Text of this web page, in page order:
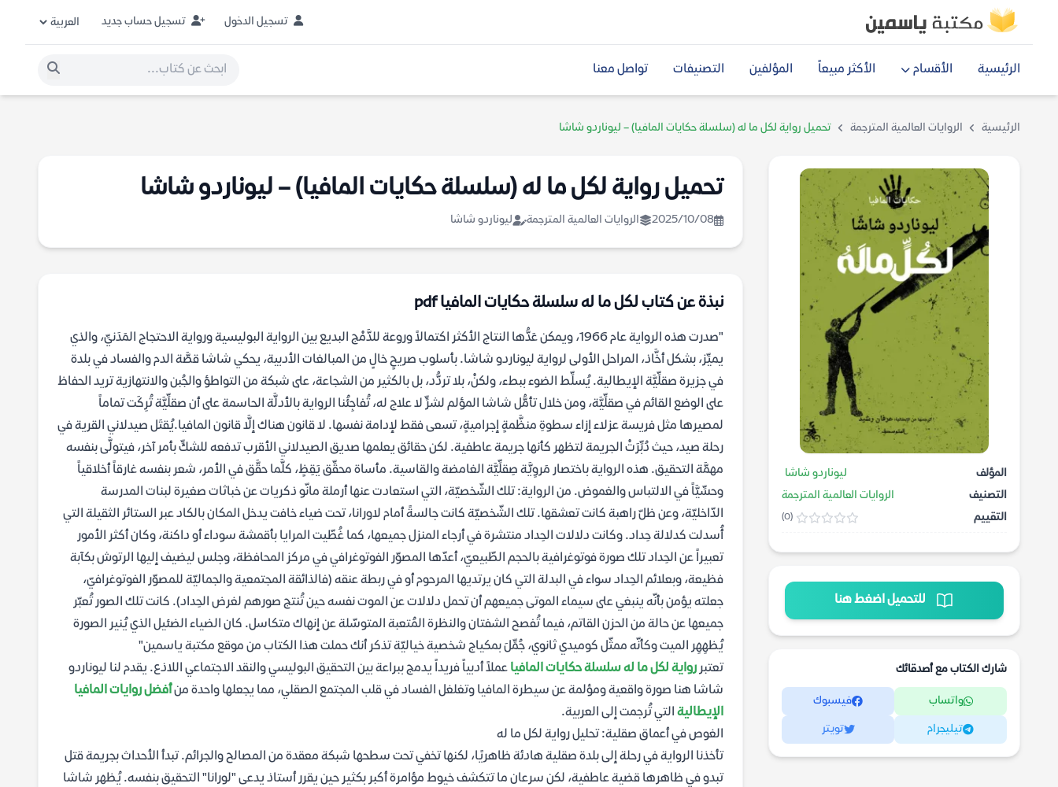
تسجيل الدخول تسجيل حساب جديد
الرئيسية الأقسام الأكثر مبيعاً المؤلفين التصنيفات تواصل معنا
الرئيسية الروايات العالمية المترجمة تحميل رواية لكل ما له (سلسلة حكايات المافيا) – ليوناردو شاشا
المؤلف
ليوناردو شاشا
التصنيف
الروايات العالمية المترجمة
التقييم
(0)
للتحميل اضغط هنا
شارك الكتاب مع أصدقائك
واتساب فيسبوك
تيليجرام تويتر
تحميل رواية لكل ما له (سلسلة حكايات المافيا) – ليوناردو شاشا
2025/10/08 الروايات العالمية المترجمة ليوناردو شاشا
نبذة عن كتاب لكل ما له سلسلة حكايات المافيا pdf
"صدرت هذه الرواية عام 1966، ويمكن عَدُّها النتاج الأكثر اكتمالاً وروعة للدَّمْج البديع بين الرواية البوليسية ورواية الاحتجاج المَدَنيِّ، والذي
يميِّز، بشكل أخَّاذ، المراحل الأولى لرواية ليوناردو شاشا. بأسلوب صريحٍ خالٍ من المبالغات الأدبية، يحكي شاشا قصَّة الدم والفساد في بلدة
في جزيرة صقلِّيَّة الإيطالية. يُسلِّط الضوء ببطء، ولكنْ، بلا تردُّد، بل بالكثير من الشجاعة، على شبكة من التواطؤ والجُبن والانتهازية تريد الحفاظ
على الوضع القائم في صقلِّيَّة، ومن خلال تأمُّل شاشا المؤلم لشرٍّ لا علاج له، تُفاجِئُنا الرواية بالأدلَّة الحاسمة على أن صقلِّيَّة تُرِكَت تماماً
لمصيرها مثل فريسة عزلاء إزاء سطوةِ منظَّمةٍ إجراميةٍ، تسعى فقط لإدامة نفسها. لا قانون هناك إلَّا قانون المافيا.يُقتَل صيدلاني القرية في
رحلة صيد، حيث دُبِّرَتْ الجريمة لتظهر كأنها جريمة عاطفية. لكن حقائق يعلمها صديق الصيدلاني الأقرب تدفعه للشكِّ بأمر آخر، فيتولَّى بنفسه
مهمَّة التحقيق. هذه الرواية باختصار مَروِيَّة صِقلِّيَّة الغامضة والقاسية. مأساة محقِّق يَقِظٍ، كلَّما حقَّق في الأمر، شعر بنفسه غارقاً أخلاقياً
وحسِّيَّاً في الالتباس والغموض. من الرواية: تلك الشّخصيّة، التي استعادت عنها أرملة مانّو ذكريات عن خباثات صغيرة لبنات المدرسة
الدّاخليّة، وعن ظلّ راهبة كانت تعشقها. تلك الشّخصيّة كانت جالسةً أمام لاورانا، تحت ضياء خافت يدخل المكان بالكاد عبر الستائر الثقيلة التي
أُسدلت كدلالة حِداد. وكانت دلالات الحِداد منتشرة في أرجاء المنزل جميعها، كما غُطّيت المرايا بأقمشة سوداء أو داكنة، وكان أكثر الأمور
تعبيراً عن الحِداد تلك صورة فوتوغرافية بالحجم الطّبيعيّ، أعدّها المصوّر الفوتوغرافي في مركز المحافظة، وجلس ليضيف إليها الرتوش بكآبة
فظيعة، وبعلائم الحِداد سواء في البدلة التي كان يرتديها المرحوم أو في ربطة عنقه (فالذائقة المجتمعية والجماليّة للمصوّر الفوتوغرافيّ،
جعلته يؤمن بأنّه ينبغي على سيماء الموتى جميعهم أن تحمل دلالات عن الموت نفسه حين تُنتج صورهم لغرض الحِداد). كانت تلك الصور تُعبّر
جميعها عن حالة من الحزن القاتم، فيما تُفصح الشفتان والنظرة المُتعبة المتوسّلة عن إنهاك متكاسل. كان الضياء الضئيل الذي يُنير الصورة
يُظهِهِر الميت وكأنّه ممثّل كوميدي ثانوي، جُمِّلَ بمكياج شخصية خياليّة تذكر أنك حملت هذا الكتاب من موقع مكتبة ياسمين"
تعتبر رواية لكل ما له سلسلة حكايات المافيا عملاً أدبياً فريداً يدمج ببراعة بين التحقيق البوليسي والنقد الاجتماعي اللاذع. يقدم لنا ليوناردو
شاشا هنا صورة واقعية ومؤلمة عن سيطرة المافيا وتغلغل الفساد في قلب المجتمع الصقلي، مما يجعلها واحدة منأفضل روايات المافيا
الإيطالية التي تُرجمت إلى العربية.
الغوص في أعماق صقلية: تحليل رواية لكل ما له
تأخذنا الرواية في رحلة إلى بلدة صقلية هادئة ظاهريًا، لكنها تخفي تحت سطحها شبكة معقدة من المصالح والجرائم. تبدأ الأحداث بجريمة قتل
تبدو في ظاهرها قضية عاطفية، لكن سرعان ما تتكشف خيوط مؤامرة أكبر بكثير حين يقرر أستاذ يدعى "لورانا" التحقيق بنفسه. يُظهر شاشا